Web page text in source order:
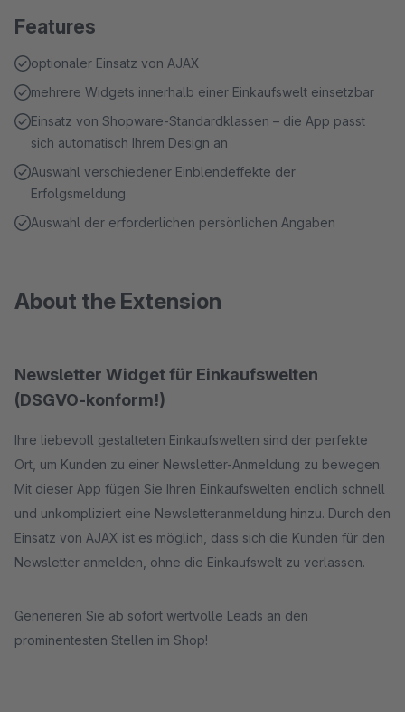
Features
optionaler Einsatz von AJAX
mehrere Widgets innerhalb einer Einkaufswelt einsetzbar
Einsatz von Shopware-Standardklassen – die App passt
sich automatisch Ihrem Design an
Auswahl verschiedener Einblendeffekte der
Erfolgsmeldung
Auswahl der erforderlichen persönlichen Angaben
About the Extension
Newsletter Widget für Einkaufswelten
(DSGVO-konform!)
Ihre liebevoll gestalteten Einkaufswelten sind der perfekte
Ort, um Kunden zu einer Newsletter-Anmeldung zu bewegen.
Mit dieser App fügen Sie Ihren Einkaufswelten endlich schnell
und unkompliziert eine Newsletteranmeldung hinzu. Durch den
Einsatz von AJAX ist es möglich, dass sich die Kunden für den
Newsletter anmelden, ohne die Einkaufswelt zu verlassen.
Generieren Sie ab sofort wertvolle Leads an den
prominentesten Stellen im Shop!